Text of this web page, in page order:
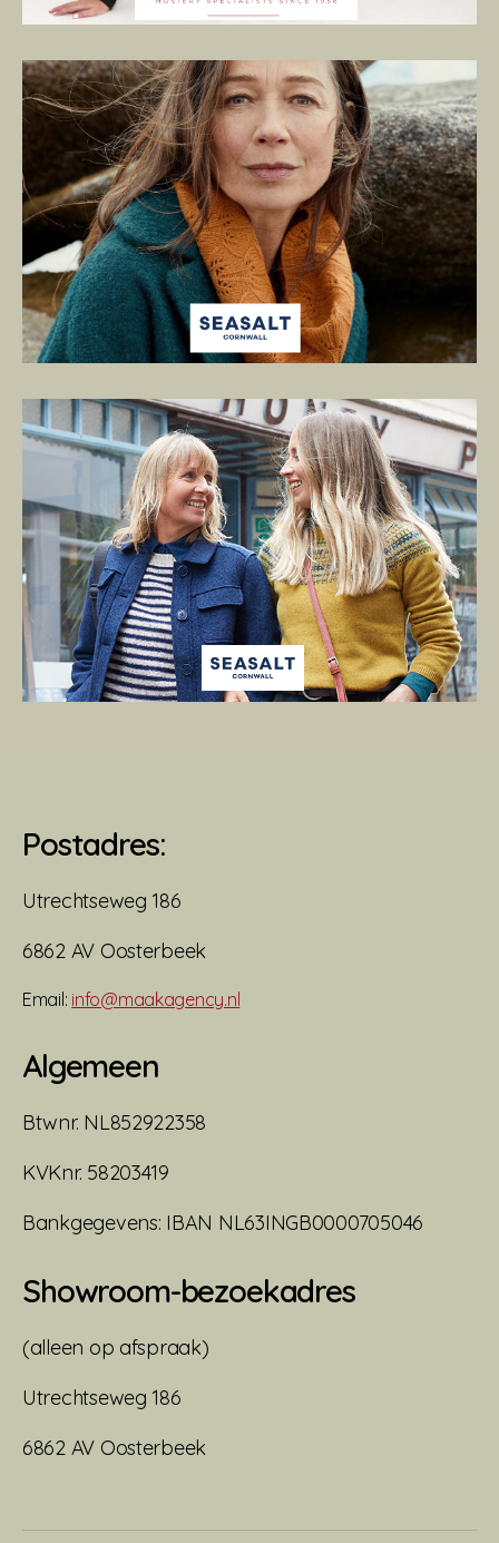
Postadres:
Utrechtseweg 186
6862 AV Oosterbeek
Email: info@maakagency.nl
Algemeen
Btwnr. NL852922358
KVKnr. 58203419
Bankgegevens: IBAN NL63INGB0000705046
Showroom-bezoekadres
(alleen op afspraak)
Utrechtseweg 186
6862 AV Oosterbeek